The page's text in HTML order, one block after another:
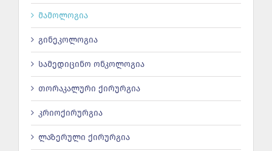
მამოლოგია
გინეკოლოგია
სამედიცინო ონკოლოგია
თორაკალური ქირურგია
კრიოქირურგია
ლაზერული ქირურგია